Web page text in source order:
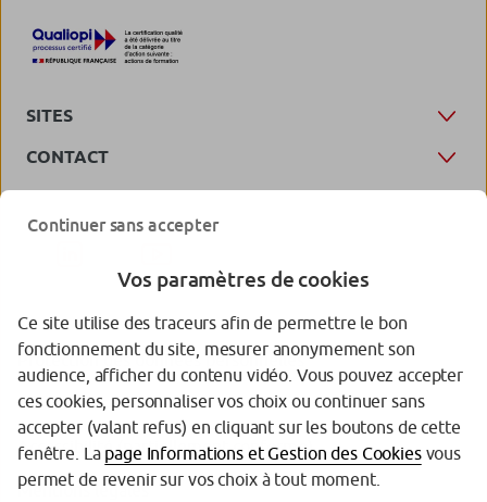
SITES
CONTACT
Protection des données personnelles
Gestion des cookies
Accessibilité (partiellement conforme)
Mentions légales
Continuer sans accepter
Vos paramètres de cookies
Ce site utilise des traceurs afin de permettre le bon
fonctionnement du site, mesurer anonymement son
audience, afficher du contenu vidéo. Vous pouvez accepter
ces cookies, personnaliser vos choix ou continuer sans
accepter (valant refus) en cliquant sur les boutons de cette
fenêtre. La page Informations et Gestion des Cookiesvous
permet de revenir sur vos choix à tout moment.